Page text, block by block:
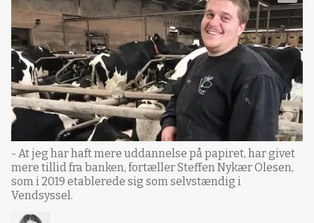
- At jeg har haft mere uddannelse på papiret, har givet
mere tillid fra banken, fortæller Steffen Nykær Olesen,
som i 2019 etablerede sig som selvstændig i
Vendsyssel.